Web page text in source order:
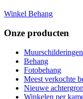
Winkel Behang
Onze producten
Behang
Fotobehang
Meest verkochte
Nieuwe
Winkelen per